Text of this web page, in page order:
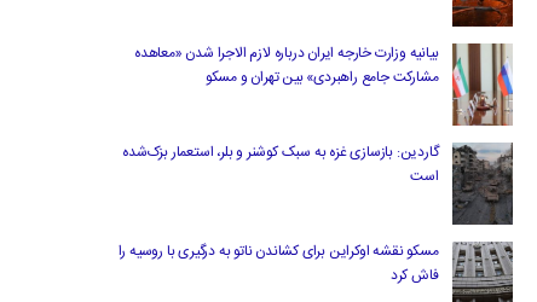
بیانیه وزارت خارجه ایران درباره لازم‌ الاجرا شدن «معاهده
مشارکت جامع راهبردی» بین تهران و مسکو
گاردین: بازسازی غزه به سبک کوشنر و بلر، استعمار بزک‌شده
است
مسکو نقشه اوکراین برای کشاندن ناتو به درگیری با روسیه را
فاش کرد